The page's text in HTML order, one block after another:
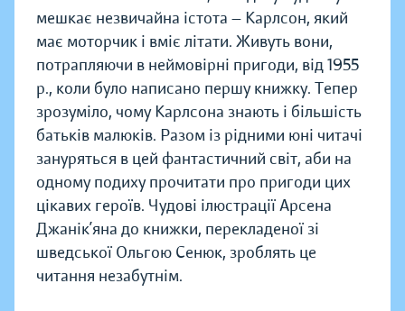
мешкає незвичайна істота — Карлсон, який
має моторчик і вміє літати. Живуть вони,
потрапляючи в неймовірні пригоди, від 1955
р., коли було написано першу книжку. Тепер
зрозуміло, чому Карлсона знають і більшість
батьків малюків. Разом із рідними юні читачі
зануряться в цей фантастичний світ, аби на
одному подиху прочитати про пригоди цих
цікавих героїв. Чудові ілюстрації Арсена
Джанік’яна до книжки, перекладеної зі
шведської Ольгою Сенюк, зроблять це
читання незабутнім.